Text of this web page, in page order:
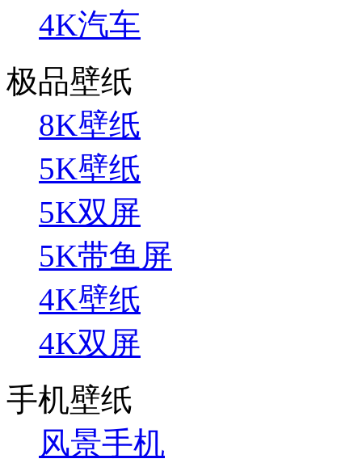
4K汽车
极品壁纸
8K壁纸
5K壁纸
5K双屏
5K带鱼屏
4K壁纸
4K双屏
手机壁纸
风景手机